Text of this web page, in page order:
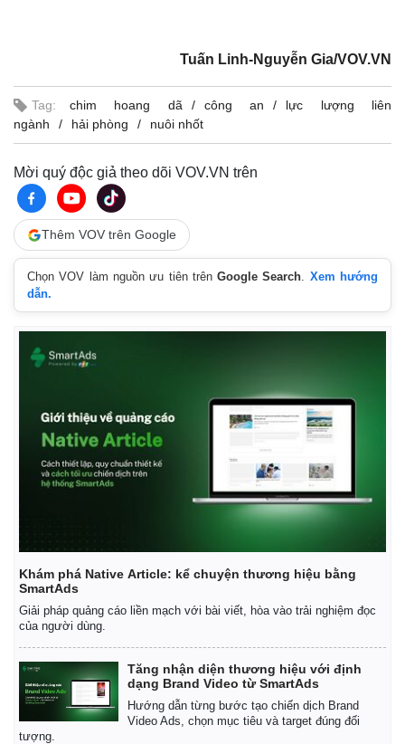
Kinh tế
Khởi nghiệp
Thị trường
Tiêu dùng
Tỷ giá
Chứng khoán
Giá cà phê
Tuấn Linh-Nguyễn Gia/VOV.VN
Tag: chim hoang dã công an
lực lượng liên
ngành
hải phòng nuôi nhốt
Mời quý độc giả theo dõi VOV.VN trên
Thêm VOV trên Google
Chọn VOV làm nguồn ưu tiên trênGoogle Search. Xem hướng
dẫn.
Khám phá Native Article: kể chuyện thương hiệu bằng
SmartAds
Giải pháp quảng cáo liền mạch với bài viết, hòa vào trải nghiệm đọc
của người dùng.
Tăng nhận diện thương hiệu với định
dạng Brand Video từ SmartAds
Hướng dẫn từng bước tạo chiến dịch Brand
Video Ads, chọn mục tiêu và target đúng đối
tượng.